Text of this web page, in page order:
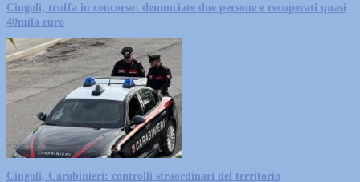
Cingoli, truffa in concorso: denunciate due persone e recuperati quasi
40mila euro
Cingoli, Carabinieri: controlli straordinari del territorio